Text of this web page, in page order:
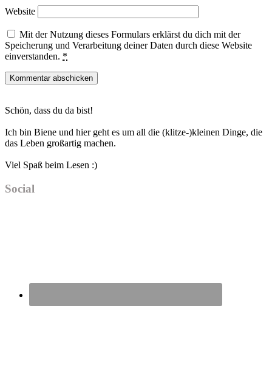
Website
Mit der Nutzung dieses Formulars erklärst du dich mit der
Speicherung und Verarbeitung deiner Daten durch diese Website
einverstanden. *
Sidebar
Schön, dass du da bist!
Ich bin Biene und hier geht es um all die (klitze-)kleinen Dinge, die
das Leben großartig machen.
Viel Spaß beim Lesen :)
Social